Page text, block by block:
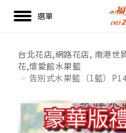
台北花店,網路花店, 南港世
花,懷愛館水果籃
告別式水果籃（1籃）